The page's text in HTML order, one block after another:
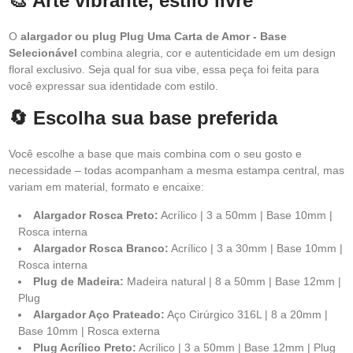
O alargador ou plug Plug Uma Carta de Amor - Base
Selecionável combina alegria, cor e autenticidade em um design
floral exclusivo. Seja qual for sua vibe, essa peça foi feita para
você expressar sua identidade com estilo.
🔄 Escolha sua base preferida
Você escolhe a base que mais combina com o seu gosto e
necessidade – todas acompanham a mesma estampa central, mas
variam em material, formato e encaixe:
Alargador Rosca Preto: Acrílico | 3 a 50mm | Base 10mm |
Rosca interna
Alargador Rosca Branco: Acrílico | 3 a 30mm | Base 10mm |
Rosca interna
Plug de Madeira: Madeira natural | 8 a 50mm | Base 12mm |
Plug
Alargador Aço Prateado: Aço Cirúrgico 316L | 8 a 20mm |
Base 10mm | Rosca externa
Plug Acrílico Preto: Acrílico | 3 a 50mm | Base 12mm | Plug